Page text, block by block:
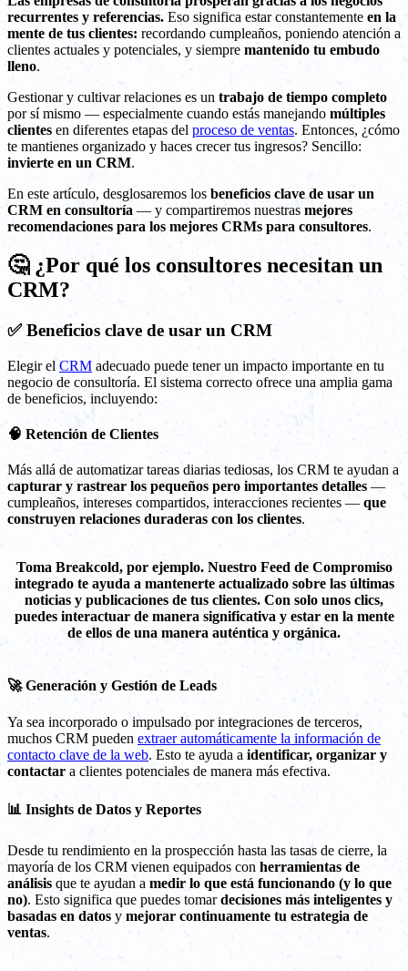
recurrentes y referencias. Eso significa estar constantemente en la
mente de tus clientes: recordando cumpleaños, poniendo atención a
clientes actuales y potenciales, y siempre mantenido tu embudo
lleno.
Gestionar y cultivar relaciones es un trabajo de tiempo completo
por sí mismo — especialmente cuando estás manejando múltiples
clientes en diferentes etapas del proceso de ventas. Entonces, ¿cómo
te mantienes organizado y haces crecer tus ingresos? Sencillo:
invierte en un CRM.
En este artículo, desglosaremos los beneficios clave de usar un
CRM en consultoría — y compartiremos nuestras mejores
recomendaciones para los mejores CRMs para consultores.
🤔 ¿Por qué los consultores necesitan un
CRM?
✅ Beneficios clave de usar un CRM
Elegir el CRM adecuado puede tener un impacto importante en tu
negocio de consultoría. El sistema correcto ofrece una amplia gama
de beneficios, incluyendo:
🧠 Retención de Clientes
Más allá de automatizar tareas diarias tediosas, los CRM te ayudan a
capturar y rastrear los pequeños pero importantes detalles —
cumpleaños, intereses compartidos, interacciones recientes — que
construyen relaciones duraderas con los clientes.
Toma Breakcold, por ejemplo. Nuestro Feed de Compromiso
integrado te ayuda a mantenerte actualizado sobre las últimas
noticias y publicaciones de tus clientes. Con solo unos clics,
puedes interactuar de manera significativa y estar en la mente
de ellos de una manera auténtica y orgánica.
🚀 Generación y Gestión de Leads
Ya sea incorporado o impulsado por integraciones de terceros,
muchos CRM pueden extraer automáticamente la información de
contacto clave de la web. Esto te ayuda a identificar, organizar y
contactar a clientes potenciales de manera más efectiva.
📊 Insights de Datos y Reportes
Desde tu rendimiento en la prospección hasta las tasas de cierre, la
mayoría de los CRM vienen equipados con herramientas de
análisis que te ayudan a medir lo que está funcionando (y lo que
no). Esto significa que puedes tomardecisiones más inteligentes y
basadas en datos y mejorar continuamente tu estrategia de
ventas.